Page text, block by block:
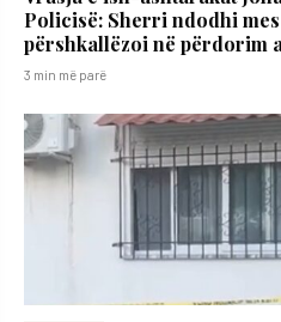
Policisë: Sherri ndodhi
përshkallëzoi në përdorim
3 min më parë